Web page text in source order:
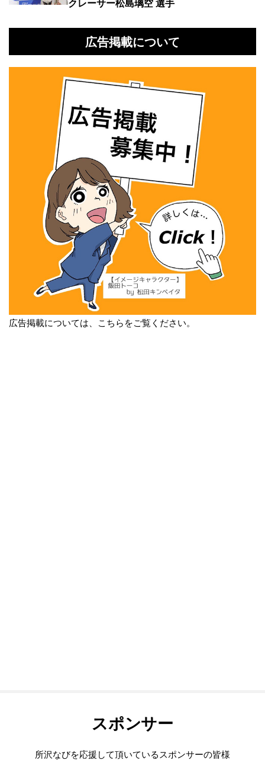
広告掲載について
広告掲載については、こちらをご覧ください。
スポンサー
所沢なびを応援して頂いているスポンサーの皆様